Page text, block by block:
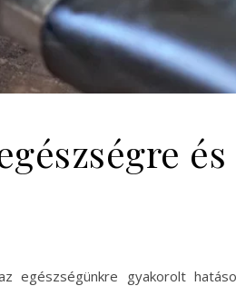
és
egészségünkre gyakorolt